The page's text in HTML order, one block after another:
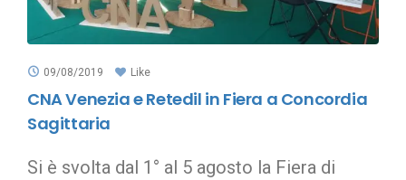
09/08/2019 Like
CNA Venezia e Retedil in Fiera a Concordia
Sagittaria
Si è svolta dal 1° al 5 agosto la Fiera di